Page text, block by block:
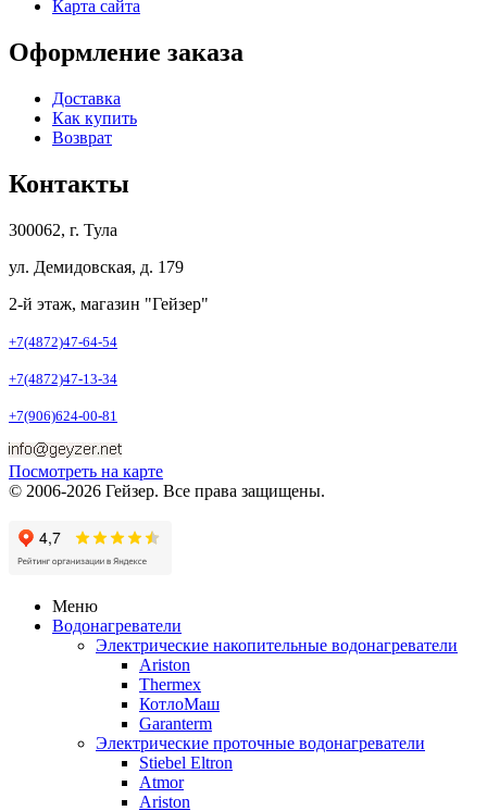
Карта сайта
Оформление заказа
Доставка
Как купить
Возврат
Контакты
300062, г. Тула
ул. Демидовская, д. 179
2-й этаж, магазин "Гейзер"
+7(4872)47-64-54
+7(4872)47-13-34
+7(906)624-00-81
Посмотреть на карте
© 2006-2026 Гейзер. Все права защищены.
Меню
Водонагреватели
Электрические накопительные водонагреватели
Ariston
Thermex
КотлоМаш
Garanterm
Электрические проточные водонагреватели
Stiebel Eltron
Atmor
Ariston